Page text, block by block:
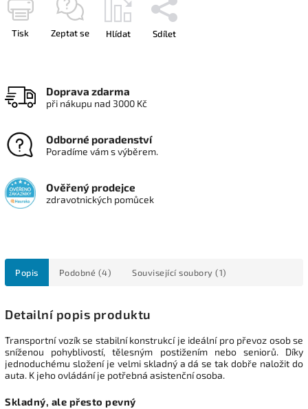
Tisk Zeptat se Hlídat Sdílet
Doprava zdarma
při nákupu nad 3000 Kč
Odborné poradenství
Poradíme vám s výběrem.
Ověřený prodejce
zdravotnických pomůcek
Popis Podobné (4) Související soubory (1)
Detailní popis produktu
Transportní vozík se stabilní konstrukcí je ideální pro převoz osob se
sníženou pohyblivostí, tělesným postižením nebo seniorů. Díky
jednoduchému složení je velmi skladný a dá se tak dobře naložit do
auta. K jeho ovládání je potřebná asistenční osoba.
Skladný, ale přesto pevný